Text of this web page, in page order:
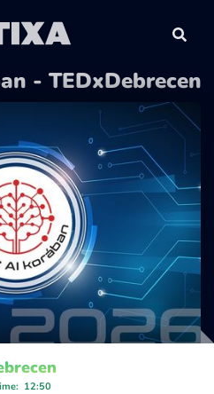
- TEDxDebrecen
: 12:50